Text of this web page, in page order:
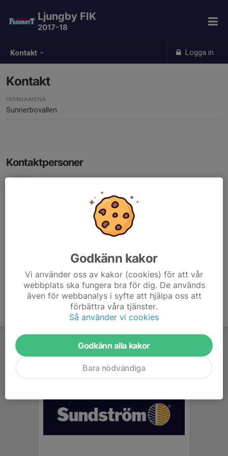
Kontakt Logga in
Ljungby FIK
2017-18
Kontakt
HEMMAARENA
Sunnerbovallen
Kontaktpersoner
Linn Johansson
linn.alice.johansson@gmail.com
076-763 55 57Godkänn kakor
Vi använder oss av kakor (cookies) för att vår
webbplats ska fungera bra för dig. De används
även för webbanalys i syfte att hjälpa oss att
förbättra våra tjänster.
Så använder vi cookies
Godkänn alla kakor
Bara nödvändiga